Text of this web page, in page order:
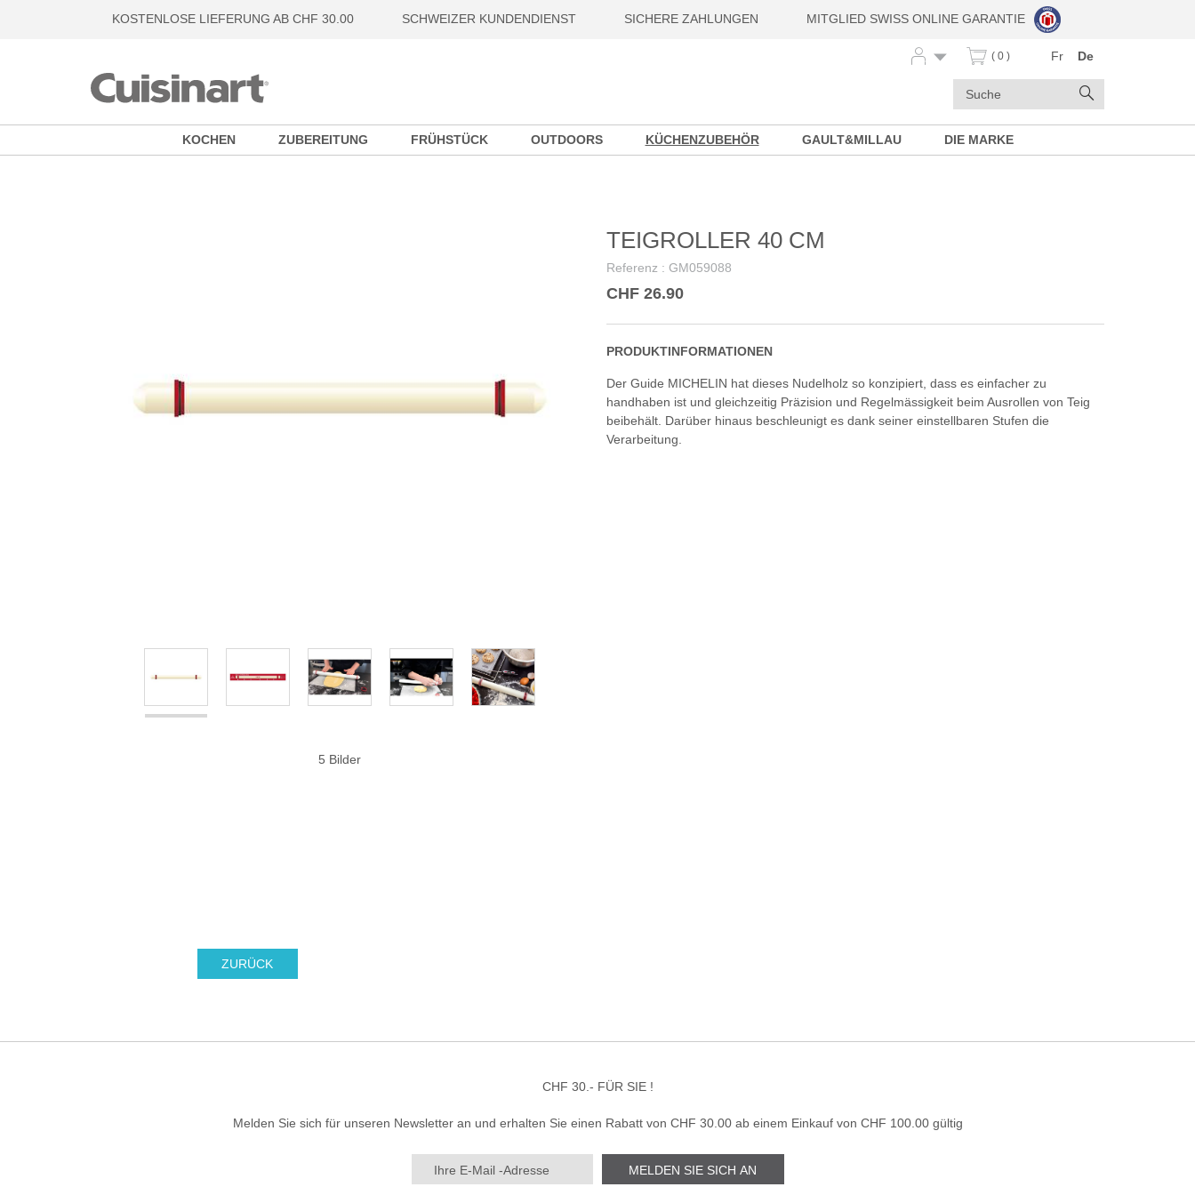
KOSTENLOSE LIEFERUNG AB CHF 30.00 SCHWEIZER KUNDENDIENST SICHERE ZAHLUNGEN MITGLIED SWISS ONLINE GARANTIE
Stichwörter
( 0 ) Fr De
KOCHEN ZUBEREITUNG FRÜHSTÜCK OUTDOORS KÜCHENZUBEHÖR GAULT&MILLAU DIE MARKE
5 Bilder
TEIGROLLER 40 CM
Referenz : GM059088
CHF 26.90
PRODUKTINFORMATIONEN
Der Guide MICHELIN hat dieses Nudelholz so konzipiert, dass es einfacher zu
handhaben ist und gleichzeitig Präzision und Regelmässigkeit beim Ausrollen von Teig
beibehält. Darüber hinaus beschleunigt es dank seiner einstellbaren Stufen die
Verarbeitung.
ZURÜCK
CHF 30.- FÜR SIE !
Melden Sie sich für unseren Newsletter an und erhalten Sie einen Rabatt von CHF 30.00 ab einem Einkauf von CHF 100.00 gültig
MELDEN SIE SICH AN